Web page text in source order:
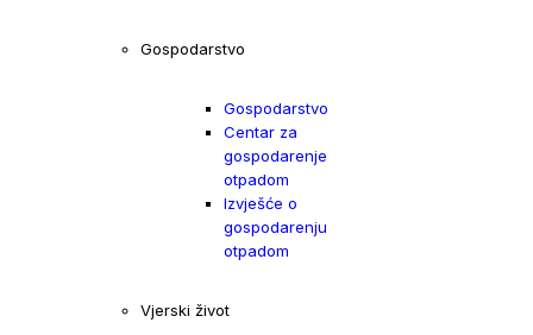
Gospodarstvo
Gospodarstvo
Centar za
gospodarenje
otpadom
Izvješće o
gospodarenju
otpadom
Vjerski život